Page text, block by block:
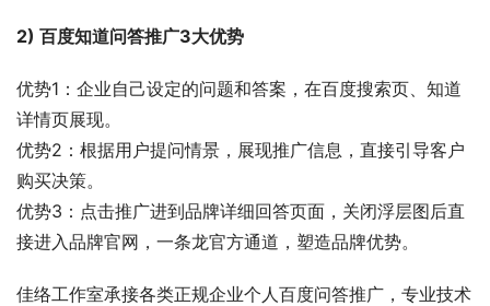
2) 百度知道问答推广3大优势
优势1：企业自己设定的问题和答案，在百度搜索页、知道
详情页展现。
优势2：根据用户提问情景，展现推广信息，直接引导客户
购买决策。
优势3：点击推广进到品牌详细回答页面，关闭浮层图后直
接进入品牌官网，一条龙官方通道，塑造品牌优势。
佳络工作室承接各类正规企业个人百度问答推广，专业技术